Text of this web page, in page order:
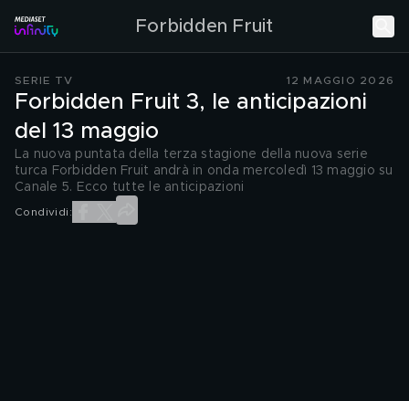
Forbidden Fruit
SERIE TV 12 MAGGIO 2026
Forbidden Fruit 3, le anticipazioni
del 13 maggio
La nuova puntata della terza stagione della nuova serie
turca Forbidden Fruit andrà in onda mercoledì 13 maggio su
Canale 5. Ecco tutte le anticipazioni
Condividi: